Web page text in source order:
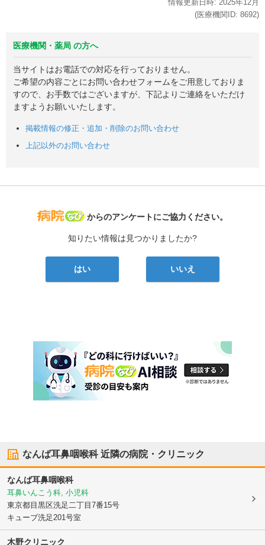
情報更新日時: 2025年12月
(医療機関ID: 8692)
医療機関・薬局 の方へ
当サイトはお電話での対応を行っておりません。
ご希望の内容ごとにお問い合わせフォームをご用意しておりま
すので、お手数ではございますが、下記よりご連絡をいただけ
ますようお願いいたします。
掲載情報の修正・追加・削除のお問い合わせ
上記以外のお問い合わせ
病院なび
からのアンケートにご協力ください。
知りたい情報は見つかりましたか?
はい いいえ
なんば耳鼻咽喉科近隣の病院・クリニック
なんば耳鼻咽喉科
耳鼻いんこう科, 小児科
東京都目黒区洗足二丁目7番15号
キューブ洗足201号室
木野クリニック